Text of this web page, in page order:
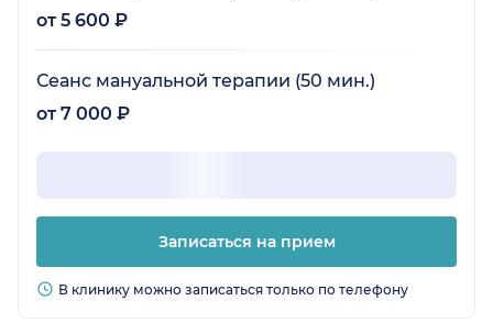
от 5 600 ₽
Сеанс мануальной терапии (50 мин.)
от 7 000 ₽
Записаться на прием
В клинику можно записаться только по телефону